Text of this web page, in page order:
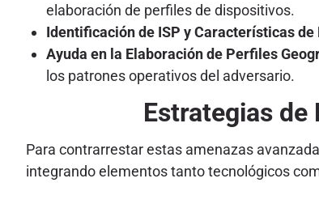
elaboración de perfiles de dispositivos.
Identificación de ISP y Características de
Ayuda en la Elaboración de Perfiles
los patrones operativos del adversario.
Estrategias
Para contrarrestar estas amenazas
integrando elementos tanto tecnológicos